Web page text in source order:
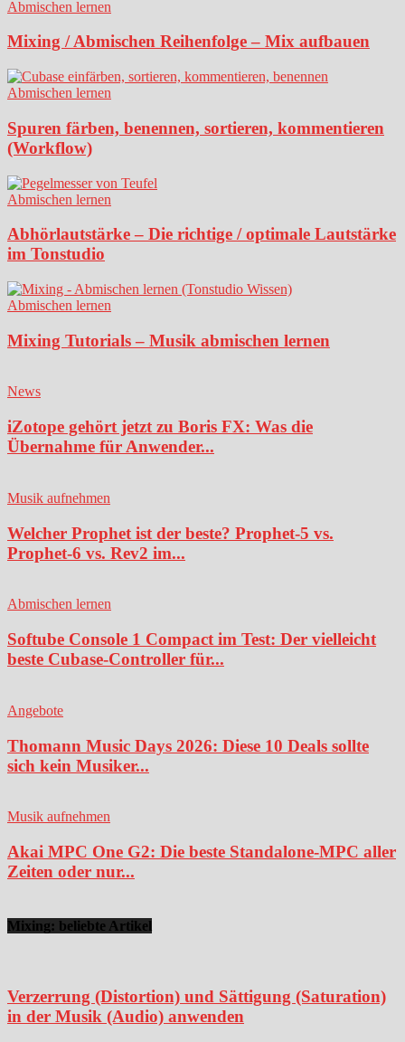
Abmischen lernen
Mixing / Abmischen Reihenfolge – Mix aufbauen
Abmischen lernen
Spuren färben, benennen, sortieren, kommentieren
(Workflow)
Abmischen lernen
Abhörlautstärke – Die richtige / optimale Lautstärke
im Tonstudio
Abmischen lernen
Mixing Tutorials – Musik abmischen lernen
News
iZotope gehört jetzt zu Boris FX: Was die
Übernahme für Anwender...
Musik aufnehmen
Welcher Prophet ist der beste? Prophet-5 vs.
Prophet-6 vs. Rev2 im...
Abmischen lernen
Softube Console 1 Compact im Test: Der vielleicht
beste Cubase-Controller für...
Angebote
Thomann Music Days 2026: Diese 10 Deals sollte
sich kein Musiker...
Musik aufnehmen
Akai MPC One G2: Die beste Standalone-MPC aller
Zeiten oder nur...
Mixing: beliebte Artikel
Verzerrung (Distortion) und Sättigung (Saturation)
in der Musik (Audio) anwenden